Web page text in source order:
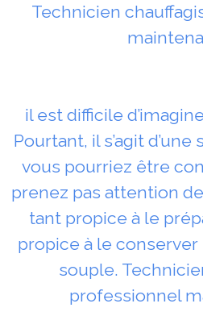
Technicien
il est difficile
Pourtant, il s’agit
vous pourriez être
prenez pas attention
tant propice à le
propice à le conserver
souple.
professionnel